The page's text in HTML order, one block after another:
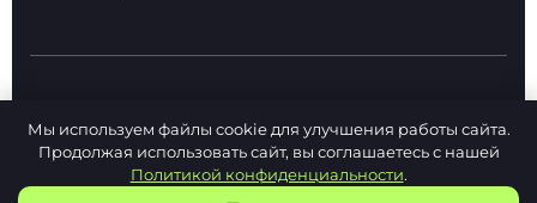
Копирование материалов с сайта -
РАЗРЕШЕНО!
Политика конфиденциальности
Мы используем файлы cookie для улучшения работы сайта.
Продолжая использовать сайт, вы соглашаетесь с нашей
Политикой конфиденциальности.